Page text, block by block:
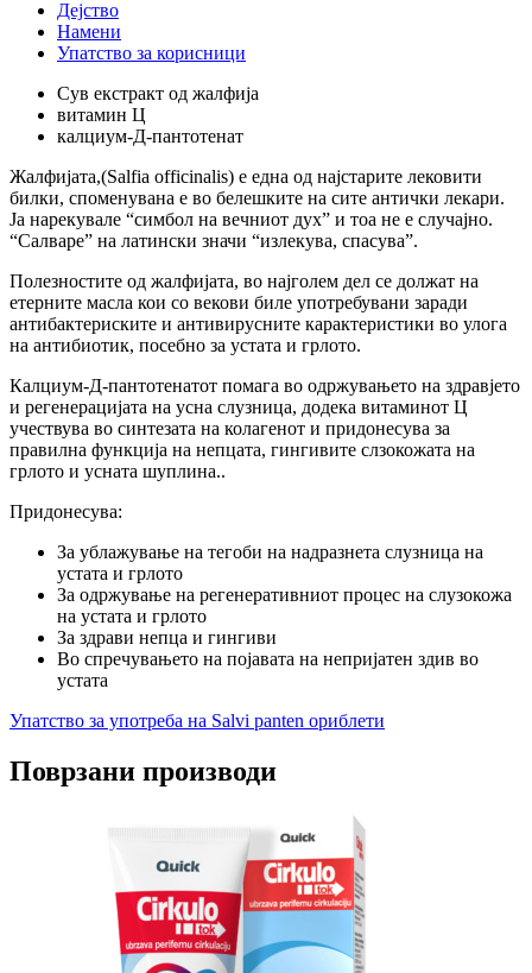
Дејство
Намени
Упатство за корисници
Сув екстракт од жалфија
витамин Ц
калциум-Д-пантотенат
Жалфијата,(Salfia officinalis) е една од најстарите лековити
билки, споменувана е во белешките на сите антички лекари.
Ја нарекувале “симбол на вечниот дух” и тоа не е случајно.
“Салваре” на латински значи “излекува, спасува”.
Полезностите од жалфијата, во најголем дел се должат на
етерните масла кои со векови биле употребувани заради
антибактериските и антивирусните карактеристики во улога
на антибиотик, посебно за устата и грлото.
Калциум-Д-пантотенатот помага во одржувањето на здравјето
и регенерацијата на усна слузница, додека витаминот Ц
учествува во синтезата на колагенот и придонесува за
правилна функција на непцата, гингивите слзокожата на
грлото и усната шуплина..
Придонесува:
За ублажување на тегоби на надразнета слузница на
устата и грлото
За одржување на регенеративниот процес на слузокожа
на устата и грлото
За здрави непца и гингиви
Во спречувањето на појавата на непријатен здив во
устата
Упатство за употреба на Salvi panten ориблети
Поврзани производи